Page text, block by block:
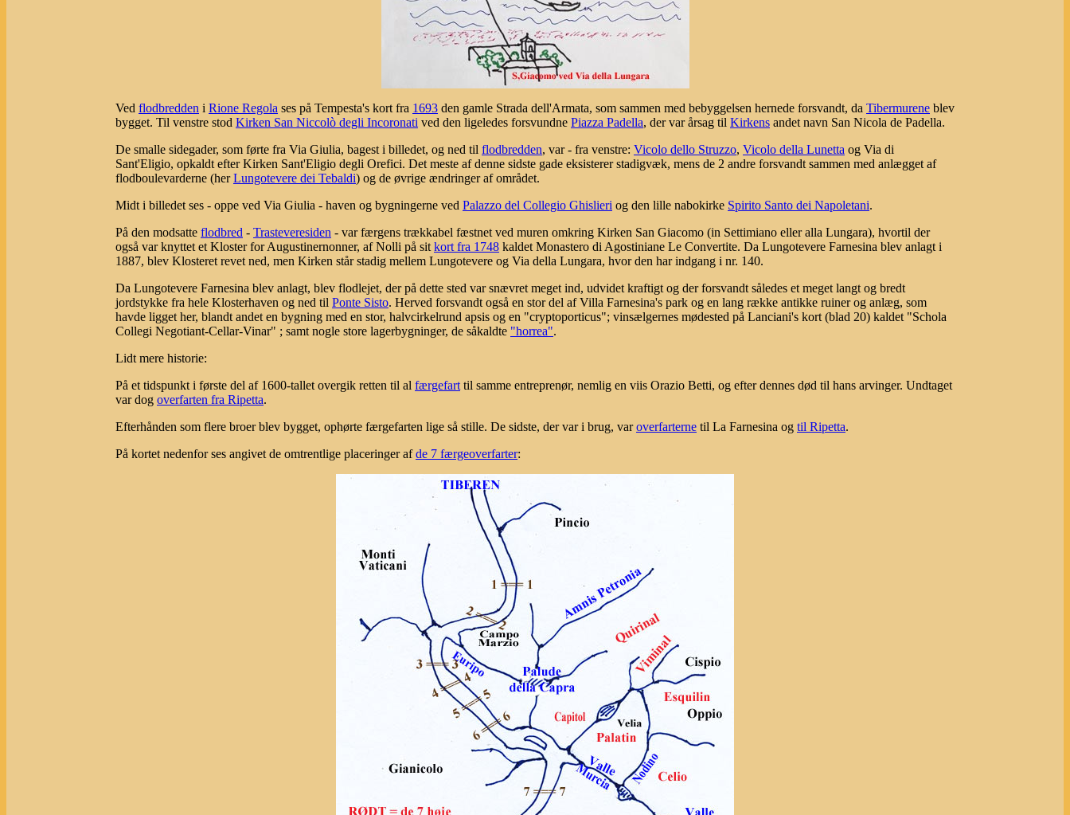
Ved flodbredden i Rione Regola ses på Tempesta's kort fra 1693 den gamle Strada dell'Armata, som sammen med bebyggelsen hernede forsvandt, da Tibermurene blev
bygget. Til venstre stod Kirken San Niccolò degli Incoronati ved den ligeledes forsvundne Piazza Padella, der var årsag til Kirkens andet navn San Nicola de Padella.
De smalle sidegader, som førte fra Via Giulia, bagest i billedet, og ned til flodbredden, var - fra venstre: Vicolo dello Struzzo, Vicolo della Lunetta og Via di
Sant'Eligio, opkaldt efter Kirken Sant'Eligio degli Orefici. Det meste af denne sidste gade eksisterer stadigvæk, mens de 2 andre forsvandt sammen med anlægget af
flodboulevarderne (herLungotevere dei Tebaldi) og de øvrige ændringer af området.
Midt i billedet ses - oppe ved Via Giulia - haven og bygningerne ved Palazzo del Collegio Ghislieri og den lille nabokirke Spirito Santo dei Napoletani.
På den modsatte flodbred - Trasteveresiden - var færgens trækkabel fæstnet ved muren omkring Kirken San Giacomo (in Settimiano eller alla Lungara), hvortil der
også var knyttet et Kloster for Augustinernonner, af Nolli på sit kort fra 1748 kaldet Monastero di Agostiniane Le Convertite. Da Lungotevere Farnesina blev anlagt i
1887, blev Klosteret revet ned, men Kirken står stadig mellem Lungotevere og Via della Lungara, hvor den har indgang i nr. 140.
Da Lungotevere Farnesina blev anlagt, blev flodlejet, der på dette sted var snævret meget ind, udvidet kraftigt og der forsvandt således et meget langt og bredt
jordstykke fra hele Klosterhaven og ned til Ponte Sisto. Herved forsvandt også en stor del af Villa Farnesina's park og en lang række antikke ruiner og anlæg, som
havde ligget her, blandt andet en bygning med en stor, halvcirkelrund apsis og en "cryptoporticus"; vinsælgernes mødested på Lanciani's kort (blad 20) kaldet "Schola
Collegi Negotiant-Cellar-Vinar" ; samt nogle store lagerbygninger, de såkaldte "horrea".
Lidt mere historie:
På et tidspunkt i første del af 1600-tallet overgik retten til al færgefart til samme entreprenør, nemlig en viis Orazio Betti, og efter dennes død til hans arvinger. Undtaget
var dog overfarten fra Ripetta.
Efterhånden som flere broer blev bygget, ophørte færgefarten lige så stille. De sidste, der var i brug, varoverfarterne til La Farnesina og til Ripetta.
På kortet nedenfor ses angivet de omtrentlige placeringer afde 7 færgeoverfarter: